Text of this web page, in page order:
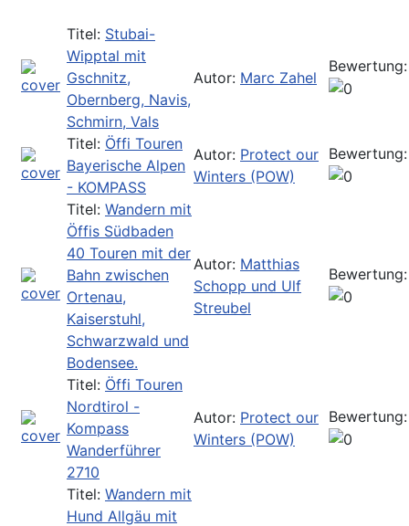
Titel: Stubai-
Wipptal mit
Gschnitz,
Obernberg, Navis,
Schmirn, Vals
Autor: Marc Zahel
Bewertung:
Titel: Öffi Touren
Bayerische Alpen
- KOMPASS
Autor: Protect our
Winters (POW)
Bewertung:
Titel: Wandern mit
Öffis Südbaden
40 Touren mit der
Bahn zwischen
Ortenau,
Kaiserstuhl,
Schwarzwald und
Bodensee.
Autor: Matthias
Schopp und Ulf
Streubel
Bewertung:
Titel: Öffi Touren
Nordtirol -
Kompass
Wanderführer
2710
Autor: Protect our
Winters (POW)
Bewertung:
Titel: Wandern mit
Hund Allgäu mit